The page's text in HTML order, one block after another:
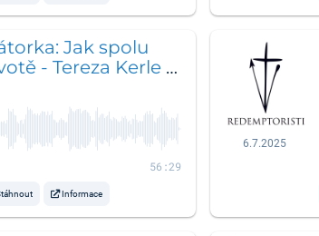
Jak spolu
- Tereza Kerle a
56:29
Informace
6.7.2025